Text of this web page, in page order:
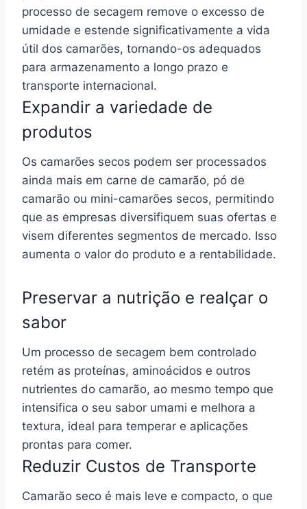
processo de secagem remove o excesso de
umidade e estende significativamente a vida
útil dos camarões, tornando-os adequados
para armazenamento a longo prazo e
transporte internacional.
Expandir a variedade de
produtos
Os camarões secos podem ser processados
ainda mais em carne de camarão, pó de
camarão ou mini-camarões secos, permitindo
que as empresas diversifiquem suas ofertas e
visem diferentes segmentos de mercado. Isso
aumenta o valor do produto e a rentabilidade.
Preservar a nutrição e realçar o
sabor
Um processo de secagem bem controlado
retém as proteínas, aminoácidos e outros
nutrientes do camarão, ao mesmo tempo que
intensifica o seu sabor umami e melhora a
textura, ideal para temperar e aplicações
prontas para comer.
Reduzir Custos de Transporte
Camarão seco é mais leve e compacto, o que